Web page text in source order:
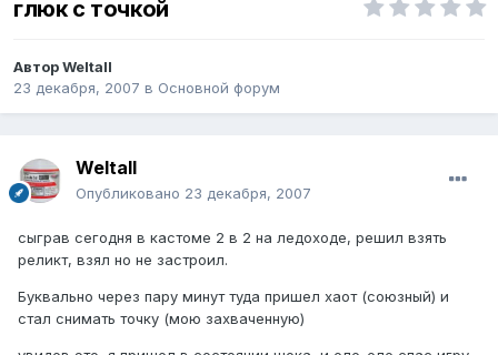
глюк с точкой
АвторWeltall
23 декабря, 2007 в Основной форум
Weltall
Опубликовано 23 декабря, 2007
сыграв сегодня в кастоме 2 в 2 на ледоходе, решил взять
реликт, взял но не застроил.
Буквально через пару минут туда пришел хаот (союзный) и
стал снимать точку (мою захваченную)